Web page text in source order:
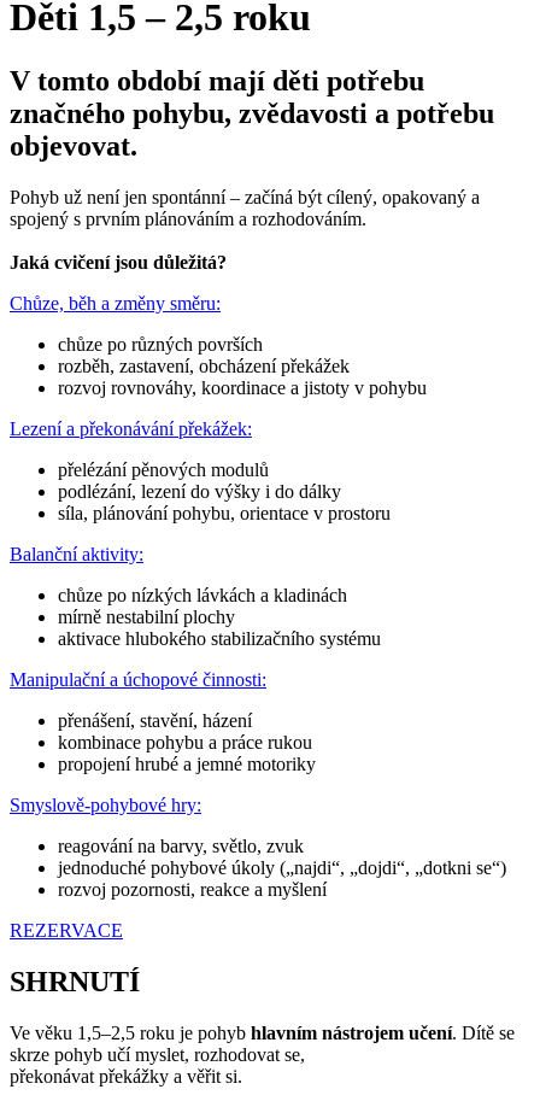
Děti 1,5 – 2,5 roku
V tomto období mají děti potřebu
značného pohybu, zvědavosti a potřebu
objevovat.
Pohyb už není jen spontánní – začíná být cílený, opakovaný a
spojený s prvním plánováním a rozhodováním.
Jaká cvičení jsou důležitá?
Chůze, běh a změny směru:
chůze po různých površích
rozběh, zastavení, obcházení překážek
rozvoj rovnováhy, koordinace a jistoty v pohybu
Lezení a překonávání překážek:
přelézání pěnových modulů
podlézání, lezení do výšky i do dálky
síla, plánování pohybu, orientace v prostoru
Balanční aktivity:
chůze po nízkých lávkách a kladinách
mírně nestabilní plochy
aktivace hlubokého stabilizačního systému
Manipulační a úchopové činnosti:
přenášení, stavění, házení
kombinace pohybu a práce rukou
propojení hrubé a jemné motoriky
Smyslově-pohybové hry:
reagování na barvy, světlo, zvuk
jednoduché pohybové úkoly („najdi“, „dojdi“, „dotkni se“)
rozvoj pozornosti, reakce a myšlení
REZERVACE
SHRNUTÍ
Ve věku 1,5–2,5 roku je pohyb hlavním nástrojem učení. Dítě se
skrze pohyb učí myslet, rozhodovat se,
překonávat překážky a věřit si.